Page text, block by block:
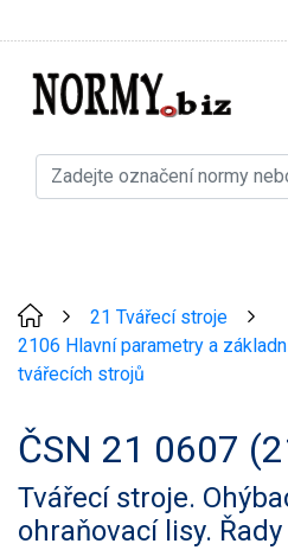
21 Tvářecí stroje
2106 Hlavní parametry a
tvářecích strojů
ČSN 21 0607
Tvářecí stroje.
ohraňovací lisy.